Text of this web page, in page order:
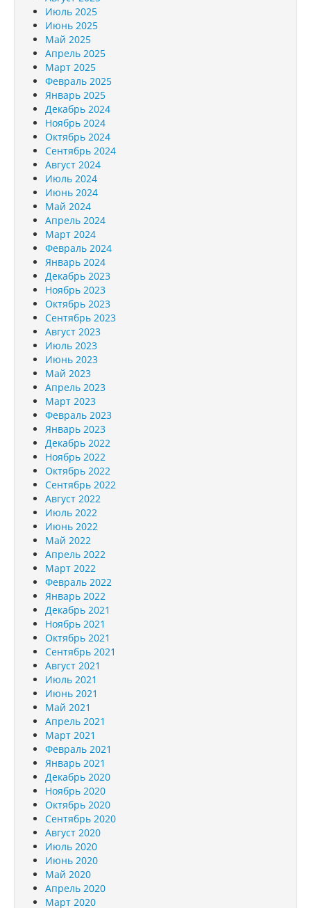
Июль 2025
Июнь 2025
Май 2025
Апрель 2025
Март 2025
Февраль 2025
Январь 2025
Декабрь 2024
Ноябрь 2024
Октябрь 2024
Сентябрь 2024
Август 2024
Июль 2024
Июнь 2024
Май 2024
Апрель 2024
Март 2024
Февраль 2024
Январь 2024
Декабрь 2023
Ноябрь 2023
Октябрь 2023
Сентябрь 2023
Август 2023
Июль 2023
Июнь 2023
Май 2023
Апрель 2023
Март 2023
Февраль 2023
Январь 2023
Декабрь 2022
Ноябрь 2022
Октябрь 2022
Сентябрь 2022
Август 2022
Июль 2022
Июнь 2022
Май 2022
Апрель 2022
Март 2022
Февраль 2022
Январь 2022
Декабрь 2021
Ноябрь 2021
Октябрь 2021
Сентябрь 2021
Август 2021
Июль 2021
Июнь 2021
Май 2021
Апрель 2021
Март 2021
Февраль 2021
Январь 2021
Декабрь 2020
Ноябрь 2020
Октябрь 2020
Сентябрь 2020
Август 2020
Июль 2020
Июнь 2020
Май 2020
Апрель 2020
Март 2020